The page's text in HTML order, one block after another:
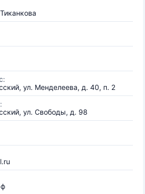
ул. Менделеева, д. 40, п. 2
ул. Свободы, д. 98